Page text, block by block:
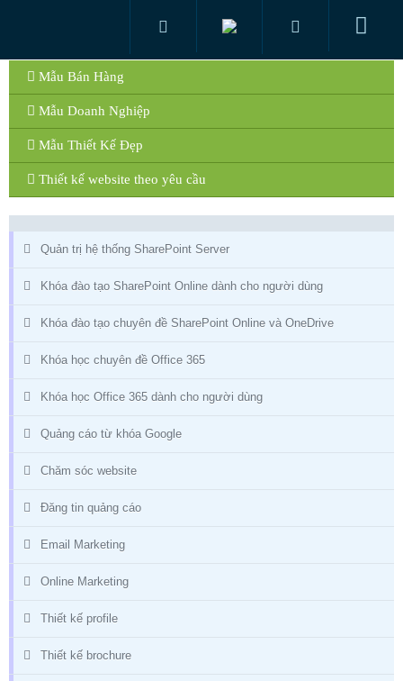
Mẫu Bán Hàng
Mẫu Doanh Nghiệp
Mẫu Thiết Kế Đẹp
Thiết kế website theo yêu cầu
Quản trị hệ thống SharePoint Server
Khóa đào tạo SharePoint Online dành cho người dùng
Khóa đào tạo chuyên đề SharePoint Online và OneDrive
Khóa học chuyên đề Office 365
Khóa học Office 365 dành cho người dùng
Quảng cáo từ khóa Google
Chăm sóc website
Đăng tin quảng cáo
Email Marketing
Online Marketing
Thiết kế profile
Thiết kế brochure